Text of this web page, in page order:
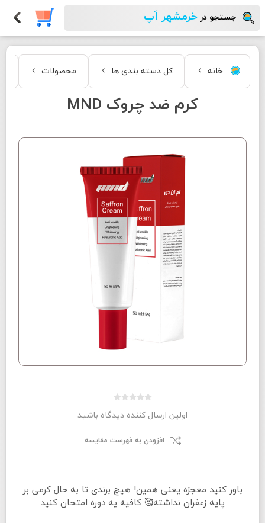
جستجو در خرمشهر اَپ
خانه کل دسته بندی ها محصولات
کرم ضد چروک MND
اولین ارسال کننده دیدگاه باشید
افزودن به فهرست مقایسه
باور کنید معجزه یعنی همین! هیچ برندی تا به حال کرمی بر
پایه زعفران نداشته🥰 کافیه یه دوره امتحان کنید